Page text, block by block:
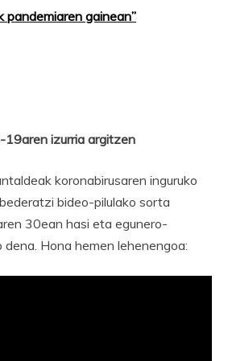
pandemiaren gainean”
19aren izurria argitzen
koronabirusaren inguruko
bideo-pilulako sorta
30ean hasi eta egunero-
Hona hemen lehenengoa: